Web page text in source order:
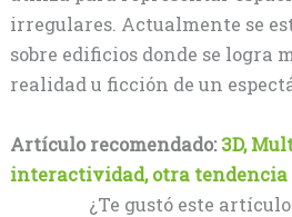
irregulares. Actualmente se
sobre edificios donde se logra
realidad u ficción de un
Artículo recomendado:3D,
interactividad, otra tendencia
¿Te gustó este